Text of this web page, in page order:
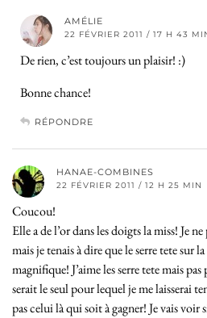
AMÉLIE
22 FÉVRIER 2011 / 17 H 43
De rien, c’est toujours un plaisir! :)
Bonne chance!
RÉPONDRE
HANAE-COMBINES
22 FÉVRIER 2011 / 12 H 25 MIN
Coucou!
Elle a de l’or dans les doigts la miss! Je
mais je tenais à dire que le serre tete sur
magnifique! J’aime les serre tete mais
serait le seul pour lequel je me laisserai
pas celui là qui soit à gagner! Je vais